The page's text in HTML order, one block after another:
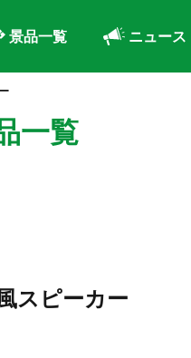
景品一覧 ニュース
一覧
スピーカー